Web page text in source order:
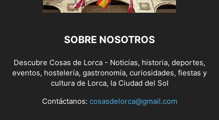
SOBRE NOSOTROS
Descubre Cosas de Lorca - Noticias, historia, deportes,
eventos, hostelería, gastronomía, curiosidades, fiestas y
cultura de Lorca, la Ciudad del Sol
Contáctanos: cosasdelorca@gmail.com